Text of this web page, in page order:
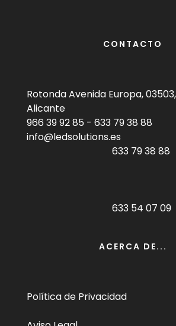
CONTACTO
Rotonda Avenida Europa,
Alicante
966 39 92 85 - 633 79 38 88
info@ledsolutions.es
633 79 38 88
633 54 07 09
ACERCA DE...
Política de Privacidad